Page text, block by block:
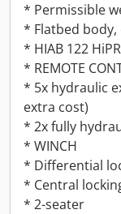
* Permissible
* Flatbed
* HIAB 122
* REMOTE
* 5x hydraulic
extra cost)
* 2x fully
* WINCH
* Differential
* Central
* 2-seater